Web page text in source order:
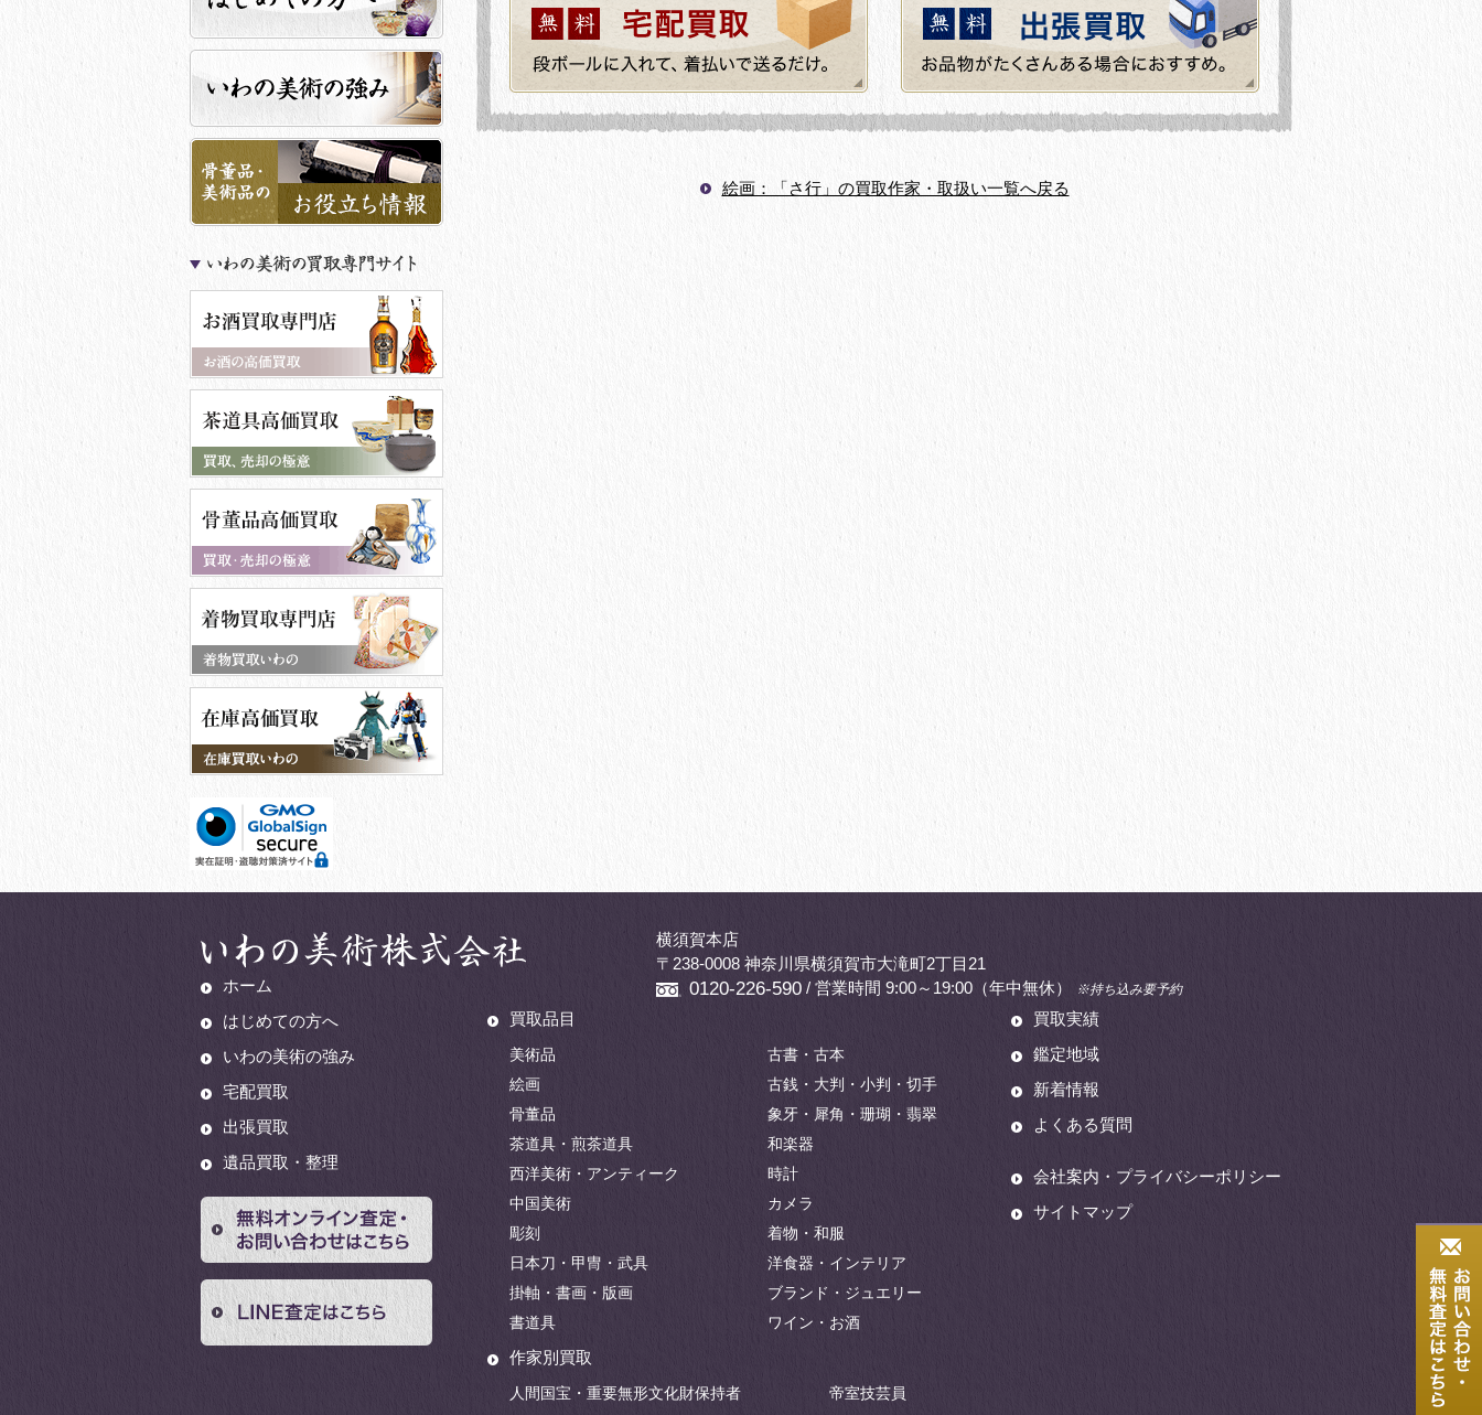
絵画：「さ行」の買取作家・取扱い一覧へ戻る
横須賀本店
〒238-0008 神奈川県横須賀市大滝町2丁目21
0120-226-590 / 営業時間 9:00～19:00（年中無休） ※持ち込み要予約
ホーム
はじめての方へ
いわの美術の強み
宅配買取
出張買取
遺品買取・整理
買取品目
美術品
絵画
骨董品
茶道具・煎茶道具
西洋美術・アンティーク
中国美術
彫刻
日本刀・甲冑・武具
掛軸・書画・版画
書道具
古書・古本
古銭・大判・小判・切手
象牙・犀角・珊瑚・翡翠
和楽器
時計
カメラ
着物・和服
洋食器・インテリア
ブランド・ジュエリー
ワイン・お酒
買取実績
鑑定地域
新着情報
よくある質問
会社案内・プライバシーポリシー
サイトマップ
作家別買取
人間国宝・重要無形文化財保持者
帝室技芸員